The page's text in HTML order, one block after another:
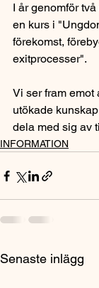
I år genomför
en kurs i
förekomst,
exitprocesser".
Vi ser fram emot
utökade
dela med sig av
INFORMATION
Senaste inlägg